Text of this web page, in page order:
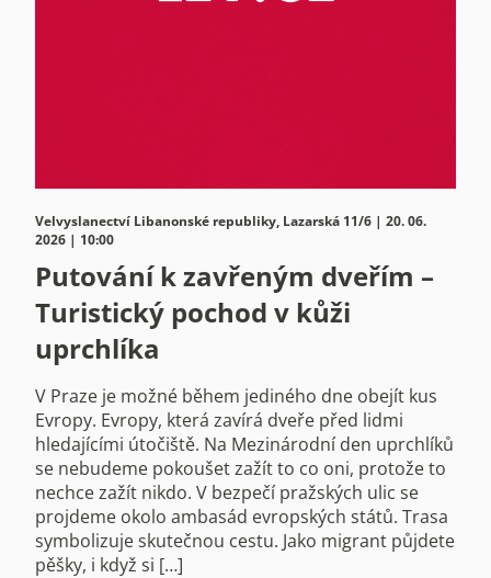
Velvyslanectví Libanonské republiky, Lazarská 11/6 | 20. 06.
2026 | 10:00
Putování k zavřeným dveřím –
Turistický pochod v kůži
uprchlíka
V Praze je možné během jediného dne obejít kus
Evropy. Evropy, která zavírá dveře před lidmi
hledajícími útočiště. Na Mezinárodní den uprchlíků
se nebudeme pokoušet zažít to co oni, protože to
nechce zažít nikdo. V bezpečí pražských ulic se
projdeme okolo ambasád evropských států. Trasa
symbolizuje skutečnou cestu. Jako migrant půjdete
pěšky, i když si […]